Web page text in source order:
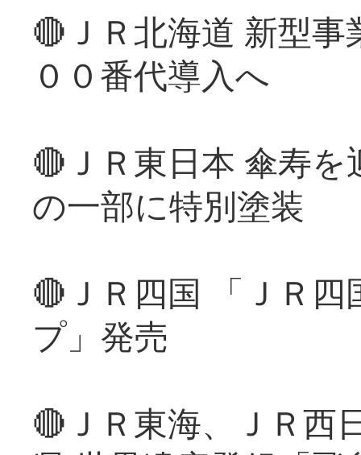
🔴ＪＲ北海道 新型
００番代導入へ
🔴ＪＲ東日本 傘寿
の一部に特別塗装
🔴ＪＲ四国 「ＪＲ
プ」発売
🔴ＪＲ東海、ＪＲ西